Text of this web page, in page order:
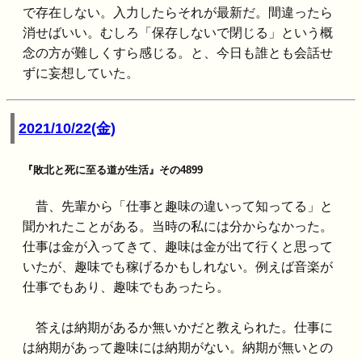
で存在しない。入力したらそれが最新だ。間違ったら
消せばいい。むしろ「保存しないで閉じる」という概
念の方が難しくすら感じる。と、今日も誰とも会話せ
ずに妄想していた。
2021/10/22(金)
『敗北と死に至る道が生活』その4899
昔、先輩から「仕事と趣味の違いって知ってる」と
聞かれたことがある。当時の私には分からなかった。
仕事は金が入ってきて、趣味は金が出て行くと思って
いたが、趣味でも稼げるかもしれない。例えば音楽が
仕事でもあり、趣味でもあったら。
答えは納期があるか無いかだと教えられた。仕事に
は納期があって趣味には納期がない。納期が無いとの